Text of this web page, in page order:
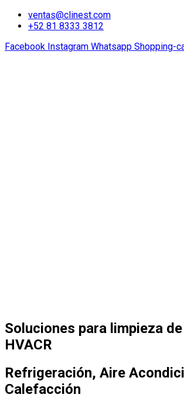
ventas@clinest.com
+52 81 8333 3812
Facebook Instagram Whatsapp Shopping-
Soluciones para limpieza
HVACR
Refrigeración, Aire
Calefacción